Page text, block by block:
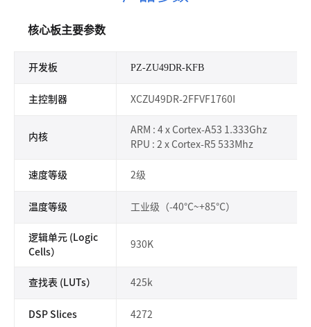
核心板主要参数
开发板 PZ-ZU49DR-KFB
主控制器 XCZU49DR-2FFVF1760I
内核
ARM : 4 x Cortex-A53 1.333Ghz
RPU : 2 x Cortex-R5 533Mhz
速度等级 2级
温度等级 工业级（-40°C~+85°C）
逻辑单元 (Logic
Cells）
930K
查找表 (LUTs） 425k
DSP Slices 4272